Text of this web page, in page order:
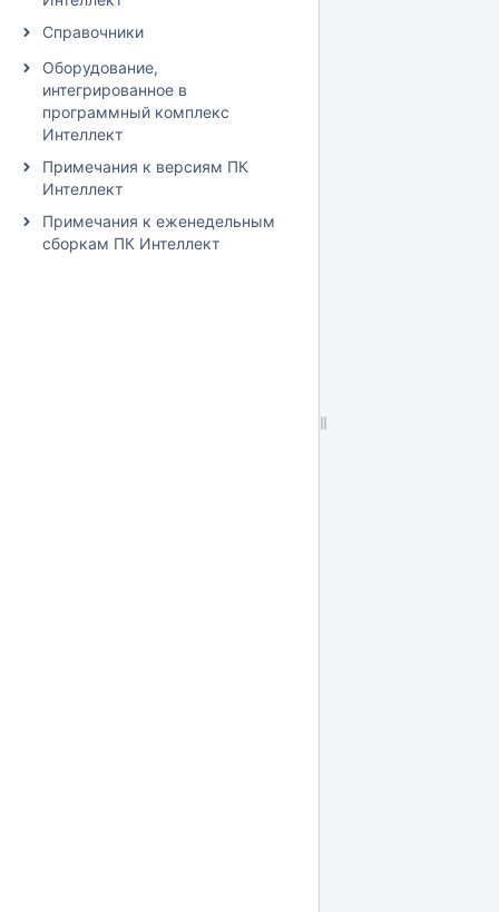
Справочники
Оборудование,
интегрированное в
программный комплекс
Интеллект
Примечания к версиям ПК
Интеллект
Примечания к еженедельным
сборкам ПК Интеллект